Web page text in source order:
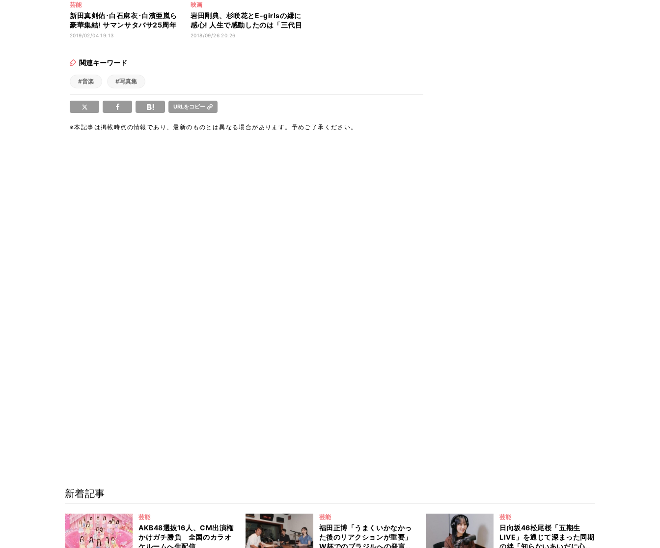
芸能
新田真剣佑･白石麻衣･白濱亜嵐ら
豪華集結! サマンサタバサ25周年
を祝福
2019/02/04 19:13
映画
岩田剛典、杉咲花とE-girlsの縁に
感心! 人生で感動したのは「三代目
JSB」
2018/09/26 20:26
関連キーワード
#音楽 #写真集
URLをコピー
※本記事は掲載時点の情報であり、最新のものとは異なる場合があります。予めご了承ください。
新着記事
芸能
AKB48選抜16人、CM出演権
かけガチ勝負 全国のカラオ
ケルームへ生配信
芸能
福田正博「うまくいかなかっ
た後のリアクションが重要」
W杯でのブラジルへの発言が
芸能
日向坂46松尾桜「五期生
LIVE」を通じて深まった同期
の絆「知らないあいだに心の